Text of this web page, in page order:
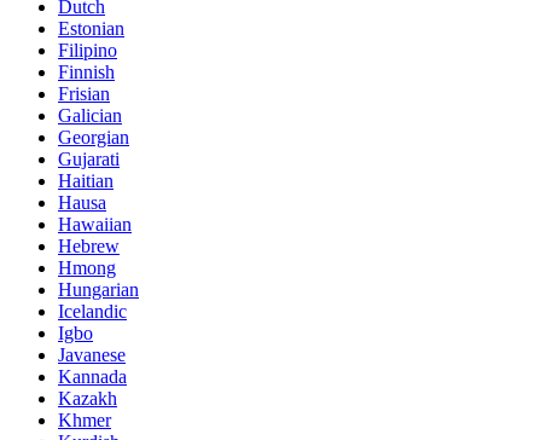
Dutch
Estonian
Filipino
Finnish
Frisian
Galician
Georgian
Gujarati
Haitian
Hausa
Hawaiian
Hebrew
Hmong
Hungarian
Icelandic
Igbo
Javanese
Kannada
Kazakh
Khmer